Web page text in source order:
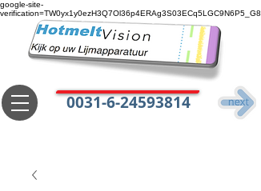
google-site-
verification=TW0yx1y0ezH3Q7Ol36p4ERAg3S03ECq5LGC9N6P5_G8
0031-6-24593814